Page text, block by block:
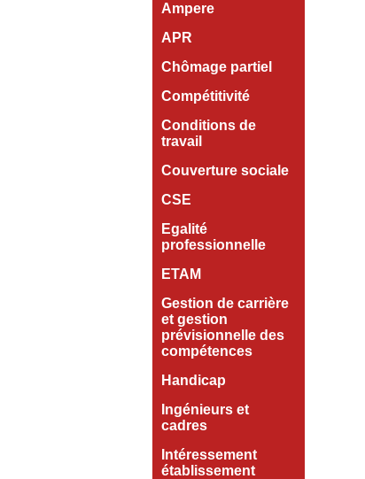
Ampere
APR
Chômage partiel
Compétitivité
Conditions de
travail
Couverture sociale
CSE
Egalité
professionnelle
ETAM
Gestion de carrière
et gestion
prévisionnelle des
compétences
Handicap
Ingénieurs et
cadres
Intéressement
établissement